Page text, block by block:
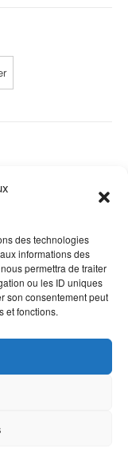
des technologies
informations des
permettra de traiter
ou les ID uniques
son consentement peut
et fonctions.
?